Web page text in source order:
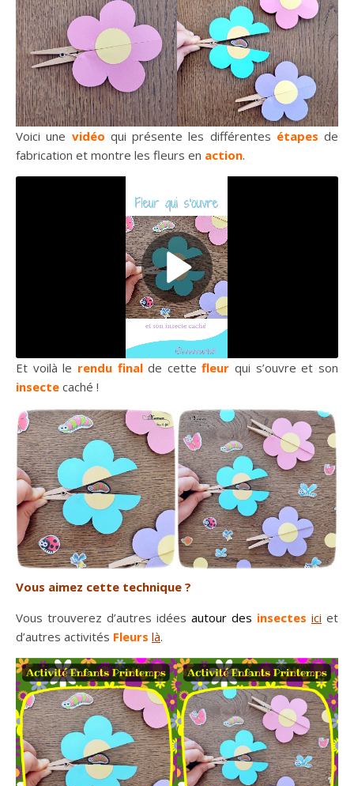
Voici une vidéo qui présente les différentes étapes de
fabrication et montre les fleurs en action.
Et voilà le rendu finalde cettefleur qui s’ouvre et son
insecte caché !
Vous aimez cette technique ?
Vous trouverez d’autres idées autour des insectes ici et
d’autres activités Fleurs là.